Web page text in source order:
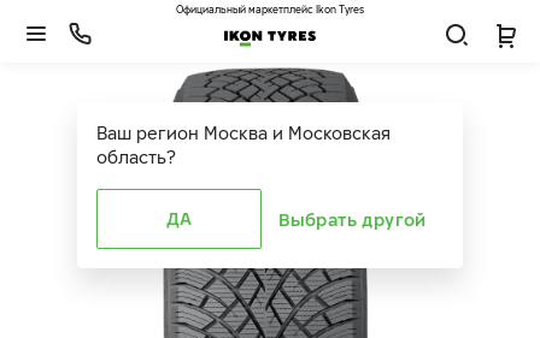
Ваш регион Москва и Московская
область?
ДА Выбрать другой
Официальный маркетплейс Ikon Tyres